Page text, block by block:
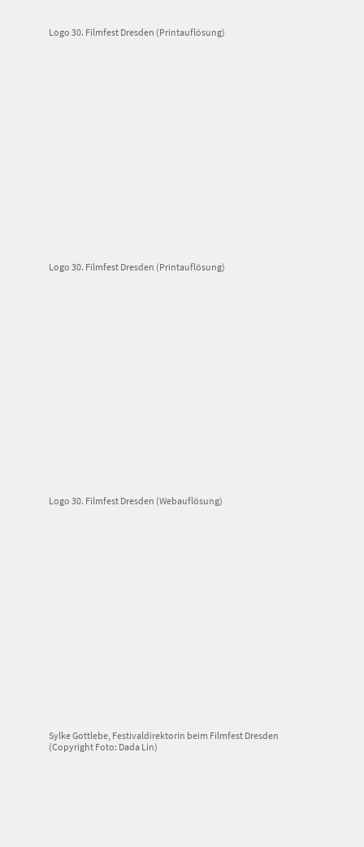
Logo 30. Filmfest Dresden (Printauflösung)
Logo 30. Filmfest Dresden (Printauflösung)
Logo 30. Filmfest Dresden (Webauflösung)
Sylke Gottlebe, Festivaldirektorin beim Filmfest Dresden
(Copyright Foto: Dada Lin)